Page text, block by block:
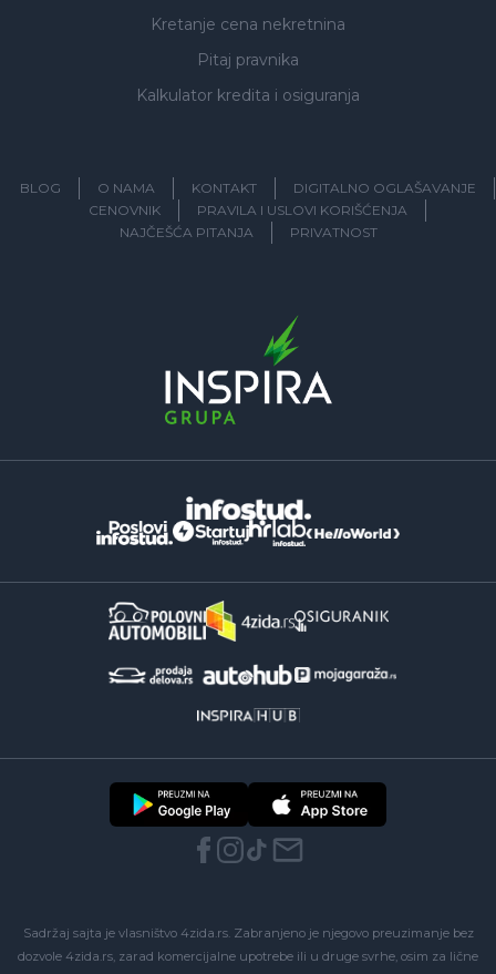
Kretanje cena nekretnina
Pitaj pravnika
Kalkulator kredita i osiguranja
BLOG O NAMA KONTAKT
DIGITALNO OGLAŠAVANJE
CENOVNIK
PRAVILA I USLOVI KORIŠĆENJA
NAJČEŠĆA PITANJA
PRIVATNOST
Sadržaj sajta je vlasništvo 4zida.rs. Zabranjeno je njegovo preuzimanje bez
dozvole 4zida.rs, zarad komercijalne upotrebe ili u druge svrhe, osim za lične